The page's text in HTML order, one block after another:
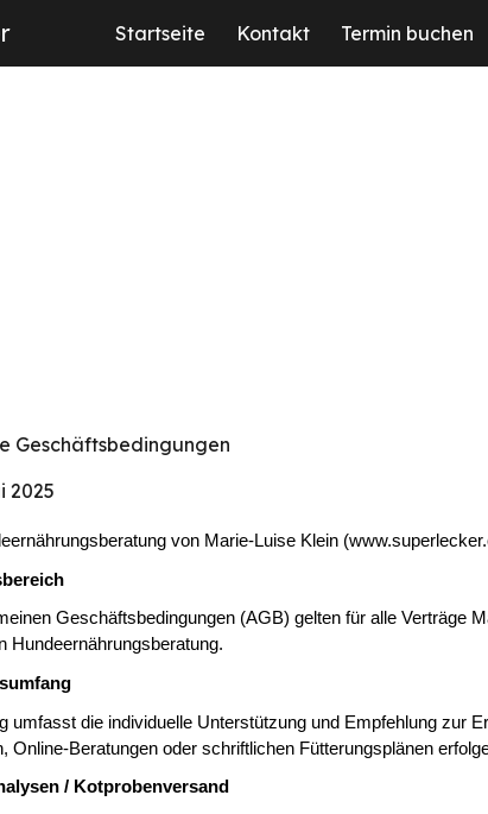
Skip to main content
Startseite Kontakt Termin buchen
Geschäftsbedingungen
2025
von Marie-Luise Klein
Geschäftsbedingungen (AGB) gelten für alle Verträge
Hundeernährungsberatung.
umfasst die individuelle Unterstützung und Empfehlung zur
Online-Beratungen oder schriftlichen Fütterungsplänen
/ Kotprobenversand